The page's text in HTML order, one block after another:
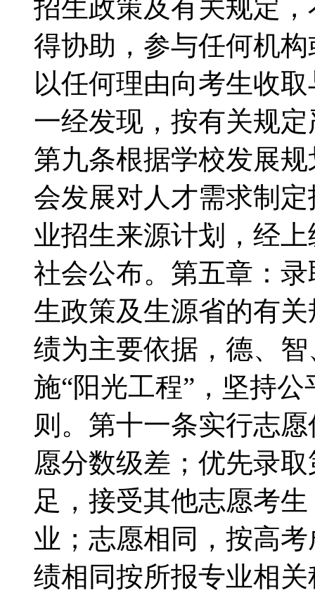
招生政策及有关规定
得协助，参与任何机
以任何理由向考生收
一经发现，按有关规
第九条根据学校发展
会发展对人才需求制
业招生来源计划，经
社会公布。第五章：
生政策及生源省的有
绩为主要依据，德、
施“阳光工程”，坚持
则。第十一条实行志
愿分数级差；优先录
足，接受其他志愿考
业；志愿相同，按高
绩相同按所报专业相